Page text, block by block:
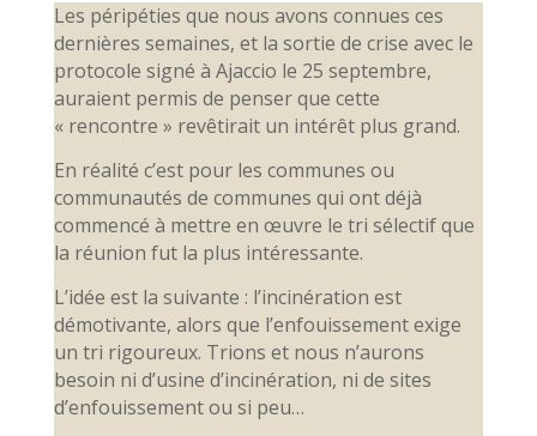
Les péripéties que nous avons connues ces
dernières semaines, et la sortie de crise avec le
protocole signé à Ajaccio le 25 septembre,
auraient permis de penser que cette
« rencontre » revêtirait un intérêt plus grand.
En réalité c’est pour les communes ou
communautés de communes qui ont déjà
commencé à mettre en œuvre le tri sélectif que
la réunion fut la plus intéressante.
L’idée est la suivante : l’incinération est
démotivante, alors que l’enfouissement exige
un tri rigoureux. Trions et nous n’aurons
besoin ni d’usine d’incinération, ni de sites
d’enfouissement ou si peu…